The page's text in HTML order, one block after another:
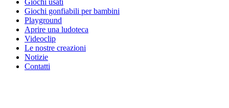
Giochi usati
Giochi gonfiabili per bambini
Playground
Aprire una ludoteca
Videoclip
Le nostre creazioni
Notizie
Contatti